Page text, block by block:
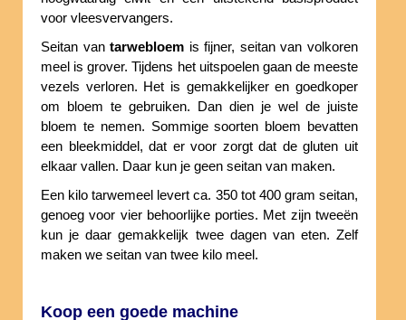
voor vleesvervangers.
Seitan vantarwebloem is fijner, seitan van volkoren
meel is grover. Tijdens het uitspoelen gaan de meeste
vezels verloren. Het is gemakkelijker en goedkoper
om bloem te gebruiken. Dan dien je wel de juiste
bloem te nemen. Sommige soorten bloem bevatten
een bleekmiddel, dat er voor zorgt dat de gluten uit
elkaar vallen. Daar kun je geen seitan van maken.
Een kilo tarwemeel levert ca. 350 tot 400 gram seitan,
genoeg voor vier behoorlijke porties. Met zijn tweeën
kun je daar gemakkelijk twee dagen van eten. Zelf
maken we seitan van twee kilo meel.
Koop een goede machine